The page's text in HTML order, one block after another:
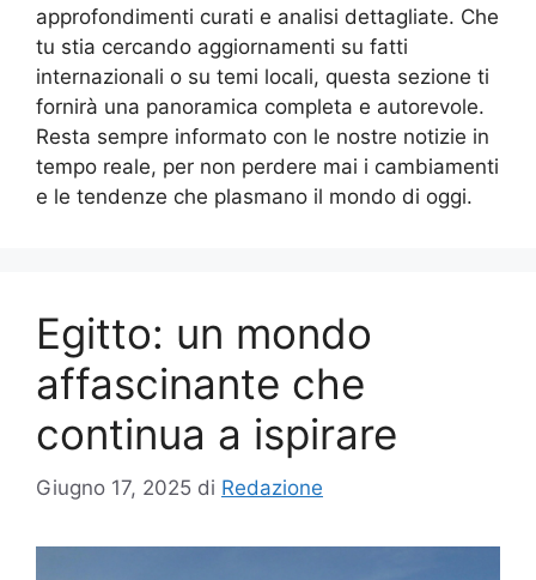
approfondimenti curati e analisi dettagliate. Che
tu stia cercando aggiornamenti su fatti
internazionali o su temi locali, questa sezione ti
fornirà una panoramica completa e autorevole.
Resta sempre informato con le nostre notizie in
tempo reale, per non perdere mai i cambiamenti
e le tendenze che plasmano il mondo di oggi.
Egitto: un mondo
affascinante che
continua a ispirare
Giugno 17, 2025 di Redazione